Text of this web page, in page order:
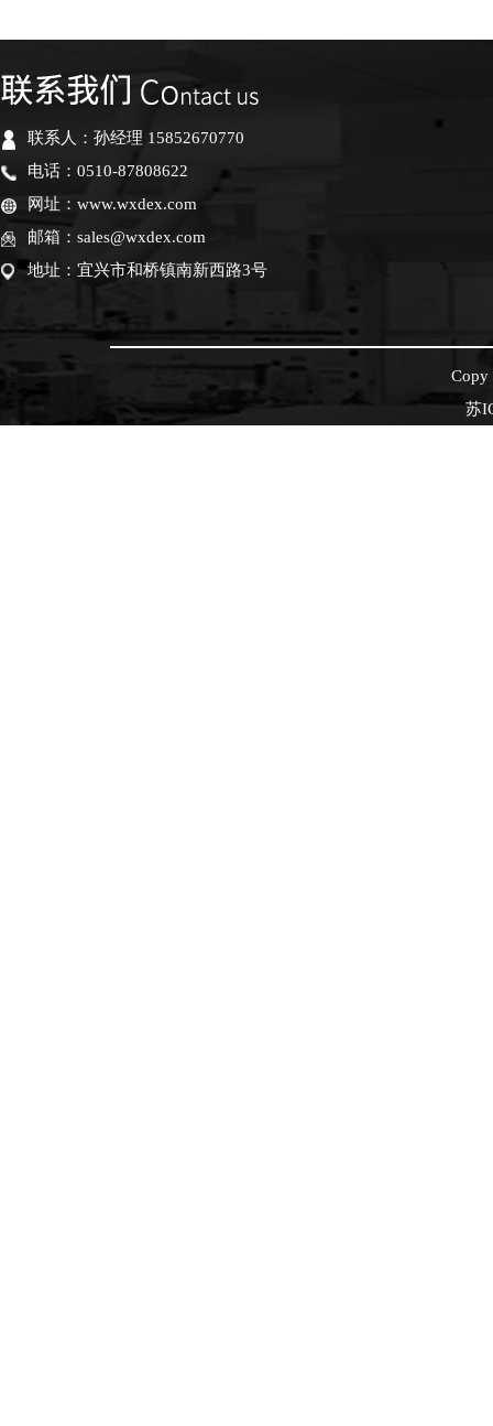
联系人：孙经理 15852670770
电话：0510-87808622
网址：www.wxdex.com
邮箱：sales@wxdex.com
地址：宜兴市和桥镇南新西路3号
Copy
苏